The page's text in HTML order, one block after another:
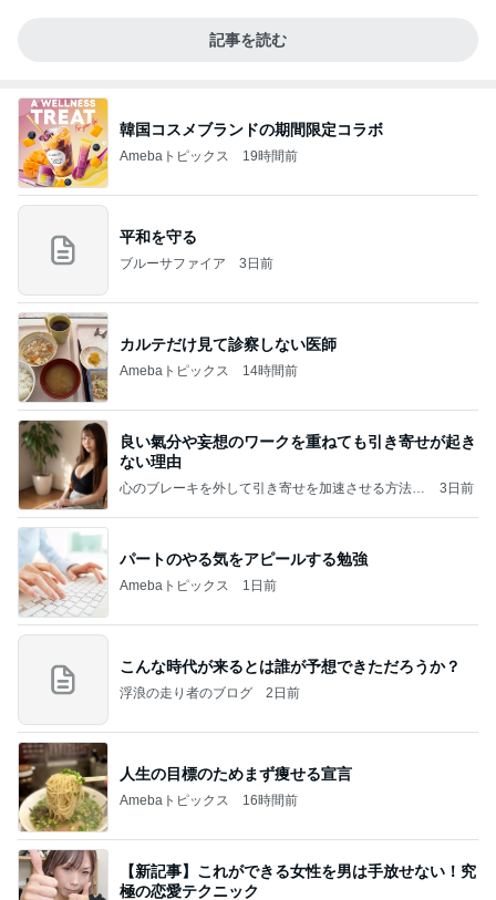
記事を読む
韓国コスメブランドの期間限定コラボ
Amebaトピックス 19時間前
平和を守る
ブルーサファイア 3日前
カルテだけ見て診察しない医師
Amebaトピックス 14時間前
良い氣分や妄想のワークを重ねても引き寄せが起き
ない理由
心のブレーキを外して引き寄せを加速させる方法：
3日前
パートのやる気をアピールする勉強
Amebaトピックス 1日前
こんな時代が来るとは誰が予想できただろうか？
浮浪の走り者のブログ 2日前
人生の目標のためまず痩せる宣言
Amebaトピックス 16時間前
【新記事】これができる女性を男は手放せない！究
極の恋愛テクニック